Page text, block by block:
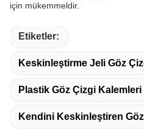
için mükemmeldir.
Etiketler:
Keskinleştirme Jeli Göz
Plastik Göz Çizgi
Kendini Keskinleştiren